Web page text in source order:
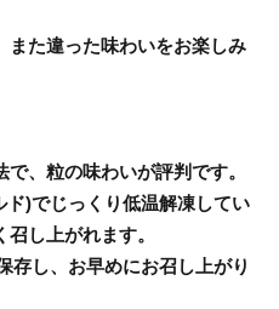
また違った味わいをお楽しみ
、粒の味わいが評判です。
)でじっくり低温解凍してい
し上がれます。
し、お早めにお召し上がり